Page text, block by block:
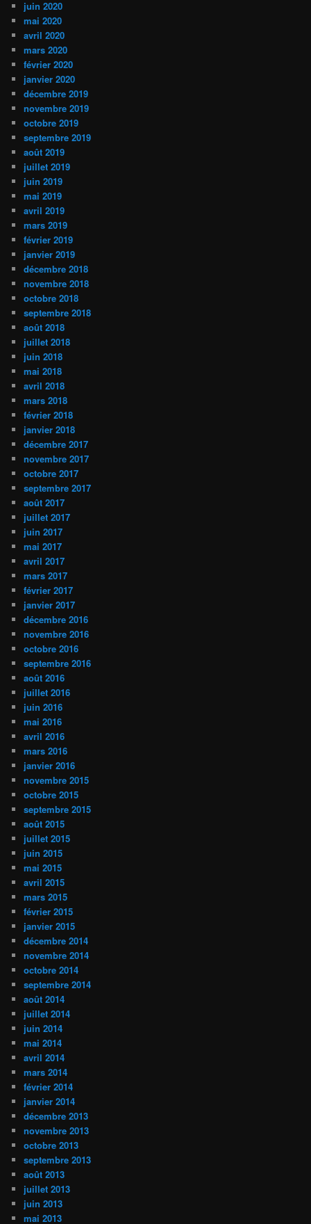
juin 2020
mai 2020
avril 2020
mars 2020
février 2020
janvier 2020
décembre 2019
novembre 2019
octobre 2019
septembre 2019
août 2019
juillet 2019
juin 2019
mai 2019
avril 2019
mars 2019
février 2019
janvier 2019
décembre 2018
novembre 2018
octobre 2018
septembre 2018
août 2018
juillet 2018
juin 2018
mai 2018
avril 2018
mars 2018
février 2018
janvier 2018
décembre 2017
novembre 2017
octobre 2017
septembre 2017
août 2017
juillet 2017
juin 2017
mai 2017
avril 2017
mars 2017
février 2017
janvier 2017
décembre 2016
novembre 2016
octobre 2016
septembre 2016
août 2016
juillet 2016
juin 2016
mai 2016
avril 2016
mars 2016
janvier 2016
novembre 2015
octobre 2015
septembre 2015
août 2015
juillet 2015
juin 2015
mai 2015
avril 2015
mars 2015
février 2015
janvier 2015
décembre 2014
novembre 2014
octobre 2014
septembre 2014
août 2014
juillet 2014
juin 2014
mai 2014
avril 2014
mars 2014
février 2014
janvier 2014
décembre 2013
novembre 2013
octobre 2013
septembre 2013
août 2013
juillet 2013
juin 2013
mai 2013